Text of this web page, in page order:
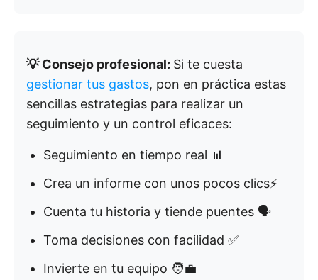
💡 Consejo profesional: Si te cuesta
gestionar tus gastos, pon en práctica estas
sencillas estrategias para realizar un
seguimiento y un control eficaces:
Seguimiento en tiempo real 📊
Crea un informe con unos pocos clics⚡
Cuenta tu historia y tiende puentes 🗣️
Toma decisiones con facilidad ✅
Invierte en tu equipo 🧑‍💼